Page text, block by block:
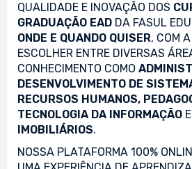
QUALIDADE E INOVAÇÃO DOS
GRADUAÇÃO EAD DA FASUL
ONDE E QUANDO QUISER, COM
ESCOLHER ENTRE DIVERSAS
CONHECIMENTO COMO
DESENVOLVIMENTO DE
RECURSOS HUMANOS,
TECNOLOGIA DA INFORMAÇÃO E
IMOBILIÁRIOS.
NOSSA PLATAFORMA 100%